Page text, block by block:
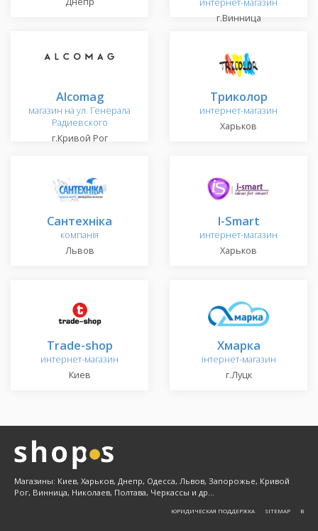
интернет-магазин
г.Винница
Alcomag
магазин на ул. Генерала
Радиевского
г.Кривой Рог
Триколор
интернет-магазин
Харьков
Сантехніка
компанія
Львов
I-Smart
интернет-магазин
Харьков
Trade-shop
интернет-магазин
Киев
Хмарка
інтернет-магазин
г.Луцк
Магазины: Киев, Харьков, Днепр, Одесса, Львов, Запорожье, Кривой
Рог, Винница, Николаев, Полтава, Черкассы и др...
ЮРИДИЧЕСКАЯ ПОДДЕРЖКА SITEMAP Β